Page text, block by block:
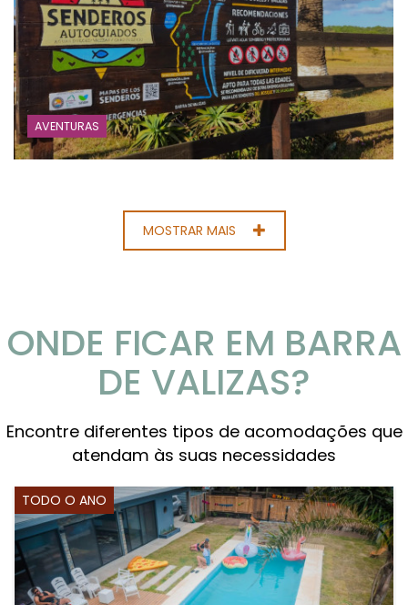
AVENTURAS
MOSTRAR MAIS
ONDE FICAR EM BARRA
DE VALIZAS?
Encontre diferentes tipos de acomodações que
atendam às suas necessidades
TODO O ANO